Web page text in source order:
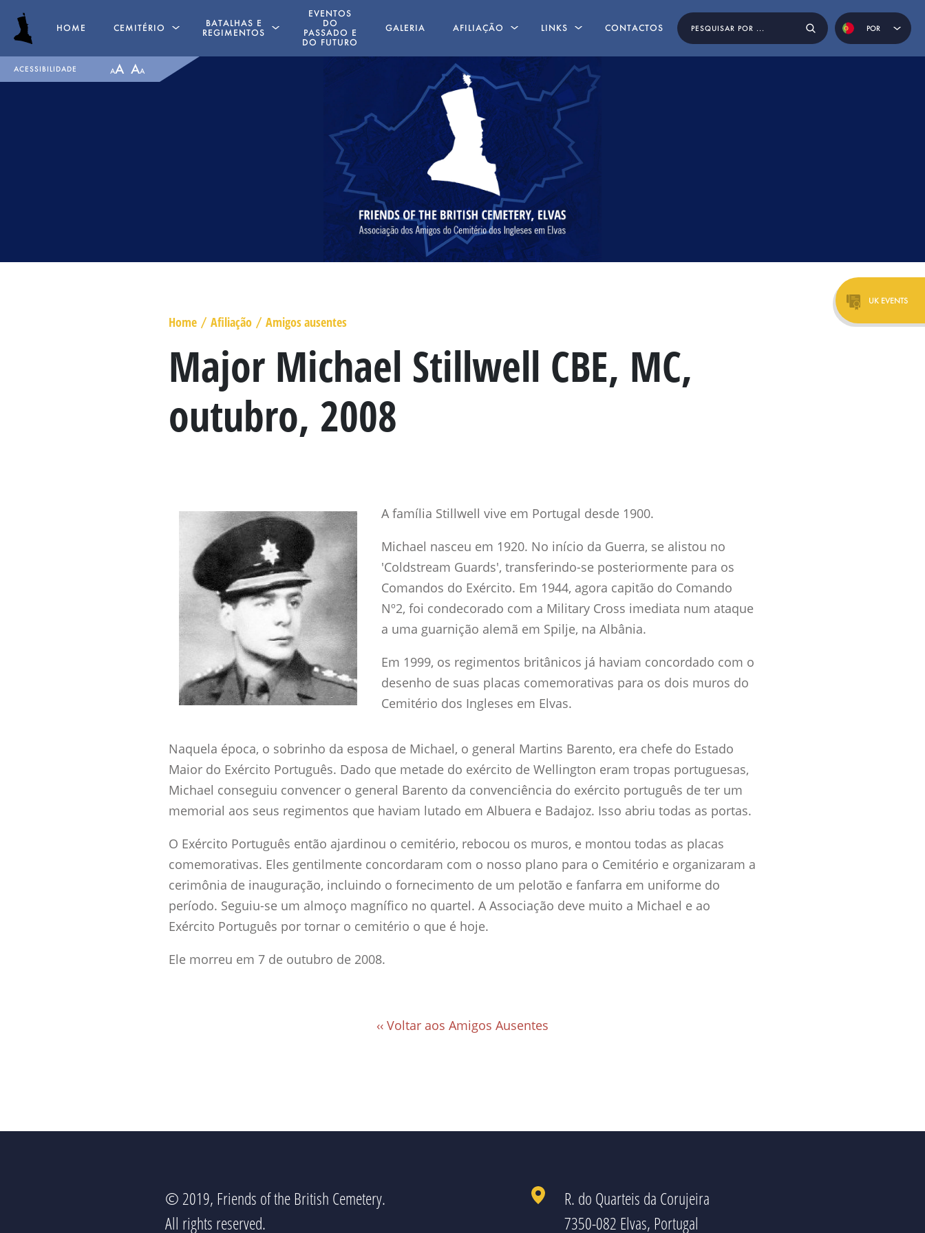
UK EVENTS
HOME CEMITÉRIO
SEPULTURAS
MARECHAL GENERAL VISCOUNT
GENERAL SIR ROWLAND HILL
BATALHAS E
REGIMENTOS
RECOMMENDED READING
EVENTOS
DO
PASSADO E
DO FUTURO
GALERIA AFILIAÇÃO
AMIGOS AUSENTES
LINKS
LIVROS ESCRITOS
POR MEMBROS
CONTACTOS POR
ENG
ACESSIBILIDADE AA AA
Home / Afiliação / Amigos ausentes
Major Michael Stillwell CBE, MC,
outubro, 2008
A família Stillwell vive em Portugal desde 1900.
Michael nasceu em 1920. No início da Guerra, se alistou no
'Coldstream Guards', transferindo-se posteriormente para os
Comandos do Exército. Em 1944, agora capitão do Comando
Nº2, foi condecorado com a Military Cross imediata num ataque
a uma guarnição alemã em Spilje, na Albânia.
Em 1999, os regimentos britânicos já haviam concordado com o
desenho de suas placas comemorativas para os dois muros do
Cemitério dos Ingleses em Elvas.
Naquela época, o sobrinho da esposa de Michael, o general Martins Barento, era chefe do Estado
Maior do Exército Português. Dado que metade do exército de Wellington eram tropas portuguesas,
Michael conseguiu convencer o general Barento da convenciência do exército português de ter um
memorial aos seus regimentos que haviam lutado em Albuera e Badajoz. Isso abriu todas as portas.
O Exército Português então ajardinou o cemitério, rebocou os muros, e montou todas as placas
comemorativas. Eles gentilmente concordaram com o nosso plano para o Cemitério e organizaram a
cerimônia de inauguração, incluindo o fornecimento de um pelotão e fanfarra em uniforme do
período. Seguiu-se um almoço magnífico no quartel. A Associação deve muito a Michael e ao
Exército Português por tornar o cemitério o que é hoje.
Ele morreu em 7 de outubro de 2008.
‹‹ Voltar aos Amigos Ausentes
© 2019, Friends of the British Cemetery.
All rights reserved.
R. do Quarteis da Corujeira
7350-082 Elvas, Portugal